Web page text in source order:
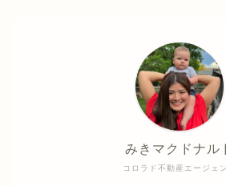
コロラド不動産エージェ
みきマクドナル